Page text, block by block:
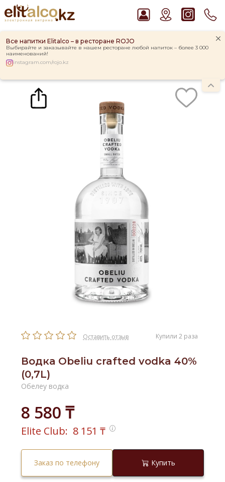
Все напитки Elitalco – в ресторане ROJO
Выбирайте и заказывайте в нашем ресторане любой напиток – более 3 000
наименований!
instagram.com/rojo.kz
Рекомендуем
Пиво Guinness Draught 4,2% Can
Виски Talisker 10 YO Malt 45,8% in Box
Ром Captain Morgan White 37,5%
Водка Smirnoff Red Vodka 37,5%
Джин Gordon`s London Dry Gin 37,5%
Каталог Водка Obeliu crafted vodka 40% (0,7L)
Оставить отзыв Купили 2 раза
Водка Obeliu crafted vodka 40%
(0,7L)
Обелеу водка
8 580 ₸
Elite Club: 8 151 ₸
Заказ по телефону Купить